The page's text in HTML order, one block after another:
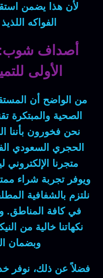
لأن هذا يضمن
الفواكه
أصداف شوب:
الأولى
من الواضح أن
الصحية والمبتكرة
نحن فخورون بأننا
الحجري السعودي
متجرنا الإلكتروني
ويوفر تجربة شراء
نلتزم بالشفافية
في كافة المناطق.
وبضمان
فضلاً عن ذلك، نوفر